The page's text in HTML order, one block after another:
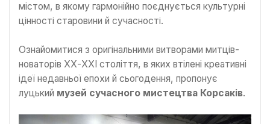
містом, в якому гармонійно поєднується культурні
цінності старовини й сучасності.
Ознайомитися з оригінальними витворами митців-
новаторів ХХ-ХХІ століття, в яких втілені креативні
ідеї недавньої епохи й сьогодення, пропонує
луцький музей сучасного мистецтва Корсаків.